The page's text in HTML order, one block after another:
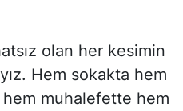
olan her kesimin
Hem sokakta hem
hem muhalefette hem